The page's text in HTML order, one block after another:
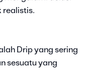
realistis.
Drip yang sering
sesuatu yang